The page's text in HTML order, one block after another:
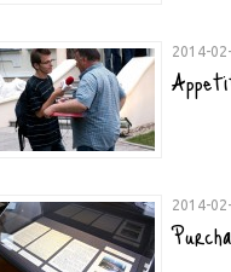
2014-
2014-